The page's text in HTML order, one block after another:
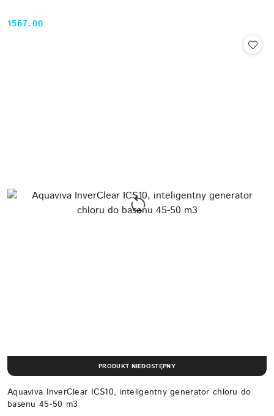
Cena:
1567.00
Aquaviva InverClear ICS10, inteligentny generator chloru do
basenu 45-50 m3
PRODUKT NIEDOSTĘPNY